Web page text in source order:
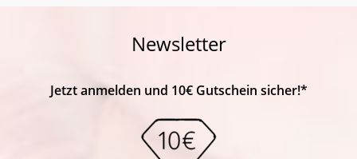
Newsletter
Jetzt anmelden und 10€ Gutschein sicher!*